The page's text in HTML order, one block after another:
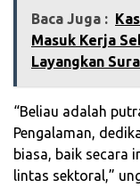
Baca Juga :
Masuk Kerja
Layangkan
“Beliau adalah
Pengalaman,
biasa, baik secara
lintas sektoral,”